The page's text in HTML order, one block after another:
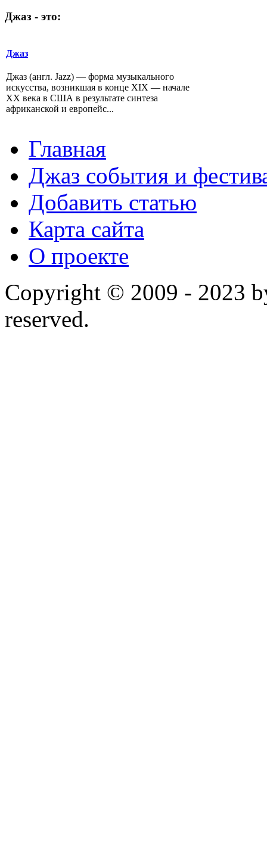
Джаз - это:
Джаз
Джаз (англ. Jazz) — форма музыкального
искусства, возникшая в конце XIX — начале
XX века в США в результате синтеза
африканской и европейс...
Главная
Джаз события и
Добавить статью
Карта сайта
О проекте
Copyright © 2009 - 2023
reserved.